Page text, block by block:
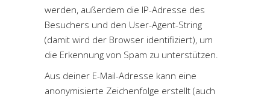
werden, außerdem die IP-Adresse des
Besuchers und den User-Agent-String
(damit wird der Browser identifiziert), um
die Erkennung von Spam zu unterstützen.
Aus deiner E-Mail-Adresse kann eine
anonymisierte Zeichenfolge erstellt (auch